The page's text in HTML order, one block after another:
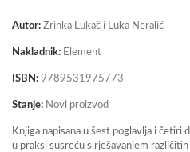
Autor: Zrinka Lukač i Luka Neralić
Nakladnik: Element
ISBN: 9789531975773
Stanje: Novi proizvod
Knjiga napisana u šest poglavlja i četiri
u praksi susreću s rješavanjem